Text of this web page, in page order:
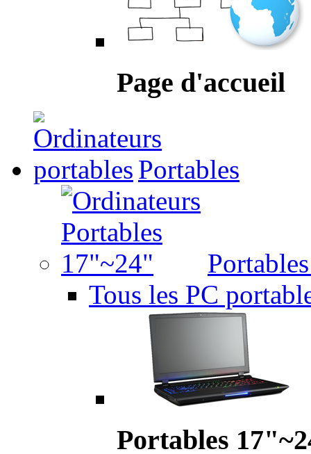
Page d'accueil
Portables
Tous les PC
Portables